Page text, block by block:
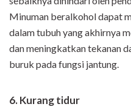
Minuman beralkohol dapat
dalam tubuh yang akhirnya
dan meningkatkan tekanan
buruk pada fungsi jantung.
6. Kurang tidur